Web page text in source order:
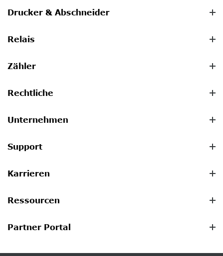
Drucker & Abschneider
Relais
Zähler
Rechtliche
Unternehmen
Support
Karrieren
Ressourcen
Partner Portal